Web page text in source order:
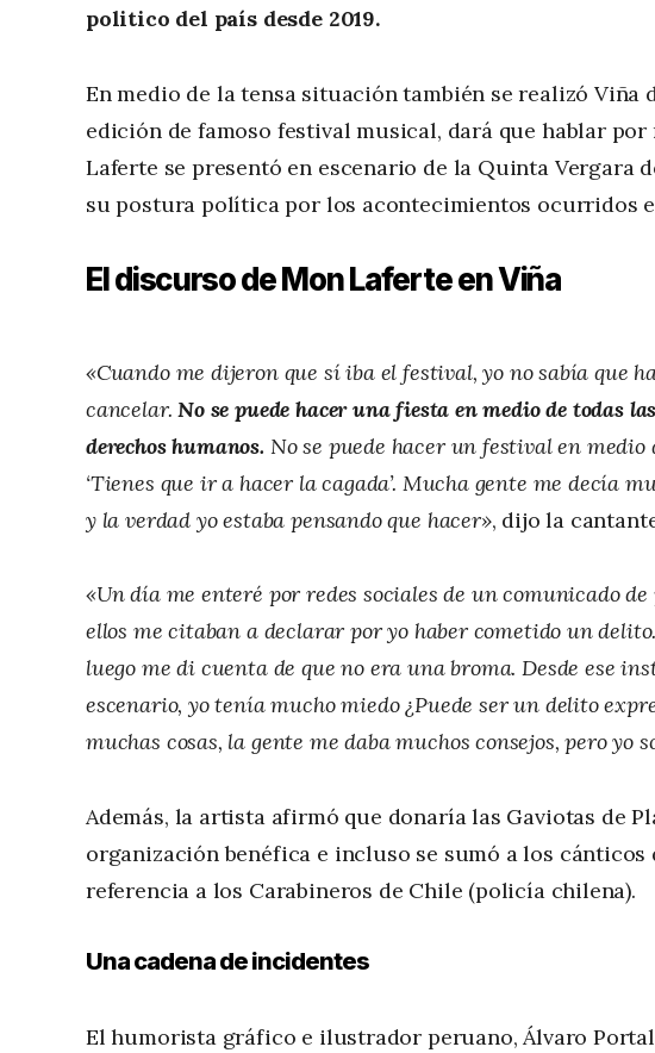
politico del país desde 2019.
En medio de la tensa situación también se realizó Viña
edición de famoso festival musical, dará que hablar
Laferte se presentó en escenario de la Quinta Vergara
su postura política por los acontecimientos ocurridos
El discurso de Mon Laferte en Viña
«Cuando me dijeron que sí iba el festival, yo no sabía que
cancelar.No se puede hacer una fiesta en medio de todas
derechos humanos. No se puede hacer un festival en
‘Tienes que ir a hacer la cagada’. Mucha gente me decía
y la verdad yo estaba pensando que hacer», dijo la
«Un día me enteré por redes sociales de un comunicado
ellos me citaban a declarar por yo haber cometido un
luego me di cuenta de que no era una broma. Desde ese
escenario, yo tenía mucho miedo ¿Puede ser un delito
muchas cosas, la gente me daba muchos consejos, pero
Además, la artista afirmó que donaría las Gaviotas de
organización benéfica e incluso se sumó a los
referencia a los Carabineros de Chile (policía chilena).
Una cadena de incidentes
El humorista gráfico e ilustrador peruano, Álvaro